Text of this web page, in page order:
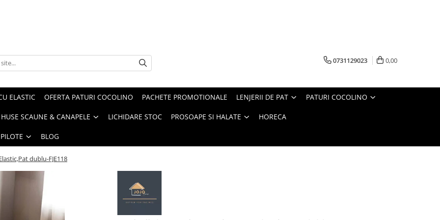
0731129023 0,00
ELASTIC OFERTA PATURI COCOLINO PACHETE PROMOTIONALE LENJERII DE PAT PATURI COCOLINO
HUSE SCAUNE & CANAPELE LICHIDARE STOC PROSOAPE SI HALATE HORECA
BLOG
dublu-FJE118